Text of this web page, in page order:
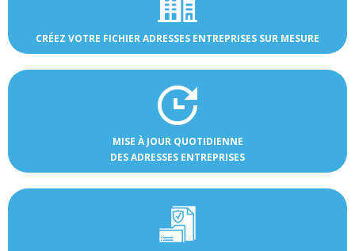
CRÉEZ VOTRE FICHIER ADRESSES ENTREPRISES SUR MESURE
MISE À JOUR QUOTIDIENNE
DES ADRESSES ENTREPRISES